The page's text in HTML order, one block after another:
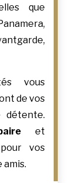
que
vous
de vos
détente.
et
vos
amis.